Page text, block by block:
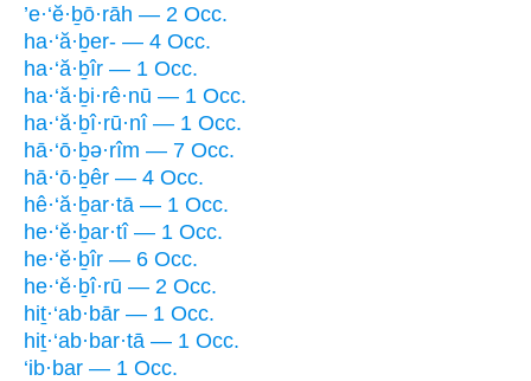
’e·‘ĕ·ḇō·rāh — 2 Occ.
ha·‘ă·ḇer- — 4 Occ.
ha·‘ă·ḇîr — 1 Occ.
ha·‘ă·ḇi·rê·nū — 1 Occ.
ha·‘ă·ḇî·rū·nî — 1 Occ.
hā·‘ō·ḇə·rîm — 7 Occ.
hā·‘ō·ḇêr — 4 Occ.
hê·‘ă·ḇar·tā — 1 Occ.
he·‘ĕ·ḇar·tî — 1 Occ.
he·‘ĕ·ḇîr — 6 Occ.
he·‘ĕ·ḇî·rū — 2 Occ.
hiṯ·‘ab·bār — 1 Occ.
hiṯ·‘ab·bar·tā — 1 Occ.
‘ib·bar — 1 Occ.